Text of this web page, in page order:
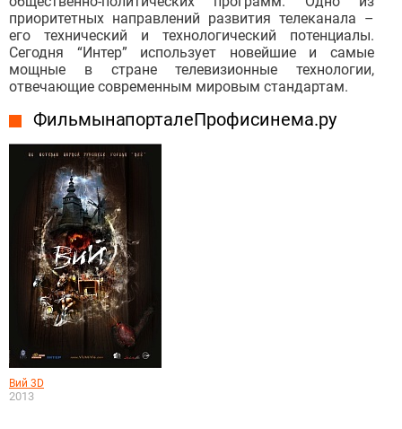
приоритетных направлений развития телеканала –
его технический и технологический потенциалы.
Сегодня “Интер” использует новейшие и самые
мощные в стране телевизионные технологии,
отвечающие современным мировым стандартам.
Фильмы на портале Профисинема.ру
Вий 3D
2013